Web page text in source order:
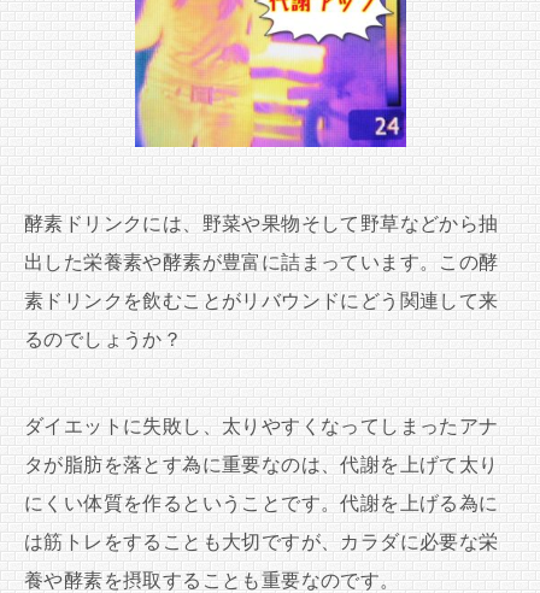
酵素ドリンクには、野菜や果物そして野草などから抽
出した栄養素や酵素が豊富に詰まっています。この酵
素ドリンクを飲むことがリバウンドにどう関連して来
るのでしょうか？
ダイエットに失敗し、太りやすくなってしまったアナ
タが脂肪を落とす為に重要なのは、代謝を上げて太り
にくい体質を作るということです。代謝を上げる為に
は筋トレをすることも大切ですが、カラダに必要な栄
養や酵素を摂取することも重要なのです。